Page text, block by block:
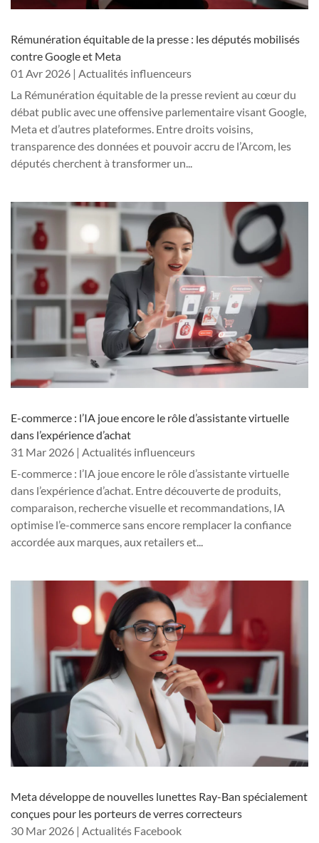
Rémunération équitable de la presse : les députés mobilisés
contre Google et Meta
01 Avr 2026 | Actualités influenceurs
La Rémunération équitable de la presse revient au cœur du
débat public avec une offensive parlementaire visant Google,
Meta et d’autres plateformes. Entre droits voisins,
transparence des données et pouvoir accru de l’Arcom, les
députés cherchent à transformer un...
E-commerce : l’IA joue encore le rôle d’assistante virtuelle
dans l’expérience d’achat
31 Mar 2026 | Actualités influenceurs
E-commerce : l’IA joue encore le rôle d’assistante virtuelle
dans l’expérience d’achat. Entre découverte de produits,
comparaison, recherche visuelle et recommandations, IA
optimise l’e-commerce sans encore remplacer la confiance
accordée aux marques, aux retailers et...
Meta développe de nouvelles lunettes Ray-Ban spécialement
conçues pour les porteurs de verres correcteurs
30 Mar 2026 | Actualités Facebook